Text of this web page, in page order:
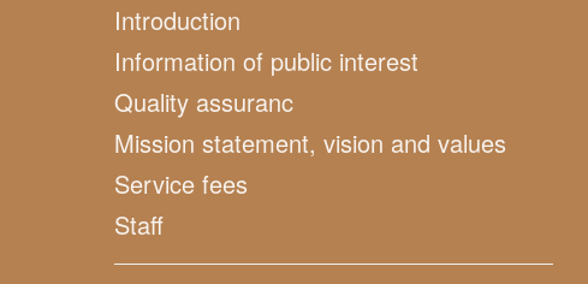
Introduction
Information of public interest
Quality assuranc
Mission statement, vision and values
Service fees
Staff